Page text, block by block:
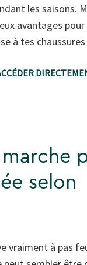
les saisons.
avantages
à tes
selon
vraiment à pas